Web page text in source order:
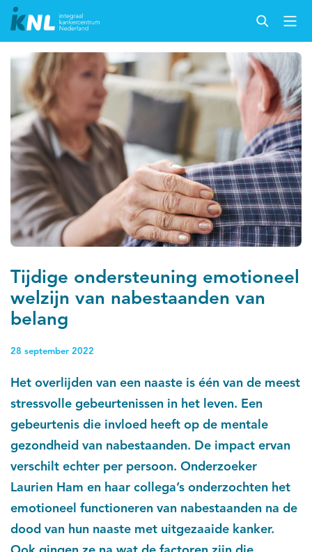
Tijdige ondersteuning emotioneel
welzijn van nabestaanden van
belang
28 september 2022
Het overlijden van een naaste is één van de meest
stressvolle gebeurtenissen in het leven. Een
gebeurtenis die invloed heeft op de mentale
gezondheid van nabestaanden. De impact ervan
verschilt echter per persoon. Onderzoeker
Laurien Ham en haar collega’s onderzochten het
emotioneel functioneren van nabestaanden na de
dood van hun naaste met uitgezaaide kanker.